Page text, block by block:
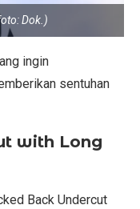
Dok.)
ingin
sentuhan
with Long
Back Undercut